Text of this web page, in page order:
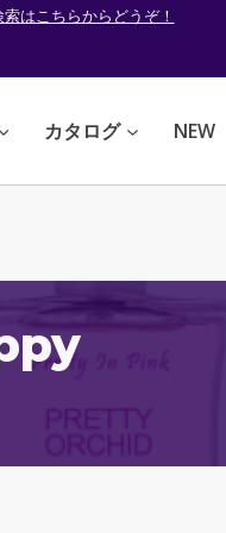
はこちらからどうぞ！
カタログ NEW